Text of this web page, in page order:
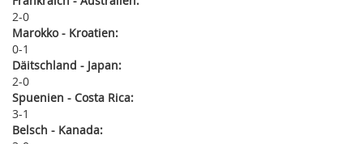
2 0
Marokko - Kroatien:
0 1
Däitschland - Japan:
2 0
Spuenien - Costa Rica:
3 1
Belsch - Kanada: